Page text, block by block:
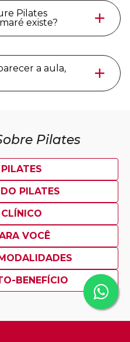
Pilates
existe?
a aula,
Pilates
PILATES
VOCÊ
BENEFÍCIO